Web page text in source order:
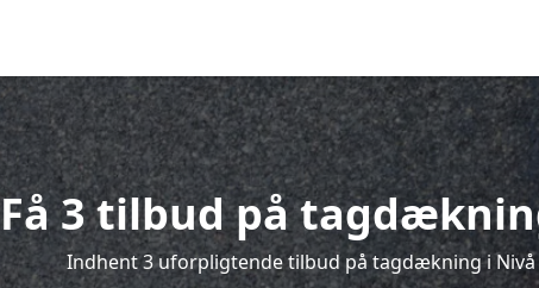
Få 3 tilbud på
Indhent 3 uforpligtende tilbud på tagdækning i Nivå